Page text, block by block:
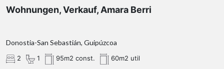
Wohnungen, Verkauf, Amara Berri
Donostia-San Sebastián, Guipúzcoa
2 1 95m2 const. 60m2 util